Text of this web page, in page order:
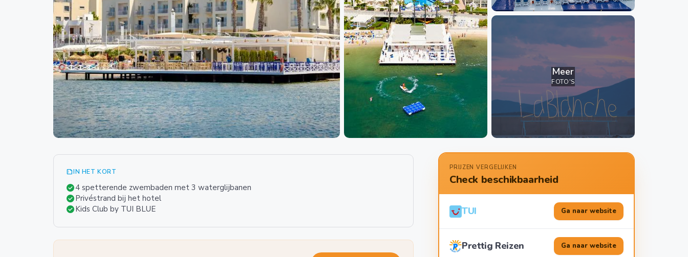
Meer
FOTO'S
summarizeIN HET KORT
check_circle4 spetterende zwembaden met 3 waterglijbanen
check_circlePrivéstrand bij het hotel
check_circleKids Club by TUI BLUE
PRIJZEN VERGELIJKEN
Check beschikbaarheid
TUI Ga naar website
Prettig Reizen Ga naar website